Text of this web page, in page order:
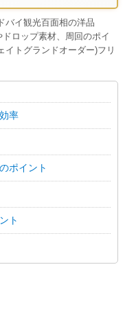
バイ観光百面相の洋品
ロップ素材、周回のポイ
イトグランドオーダー)フリ
率
ポイント
ト